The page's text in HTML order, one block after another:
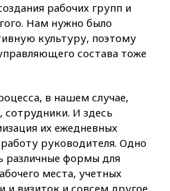
рабочих групп и
Нам нужно было
культуру, поэтому
состава тоже
в нашем случае,
сотрудники. И здесь
их ежедневных
руководителя. Одно
различные формы для
места, учетных
и визиток и совсем другое,